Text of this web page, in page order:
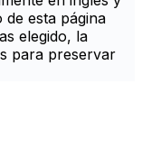
esta página
elegido, la
para preservar